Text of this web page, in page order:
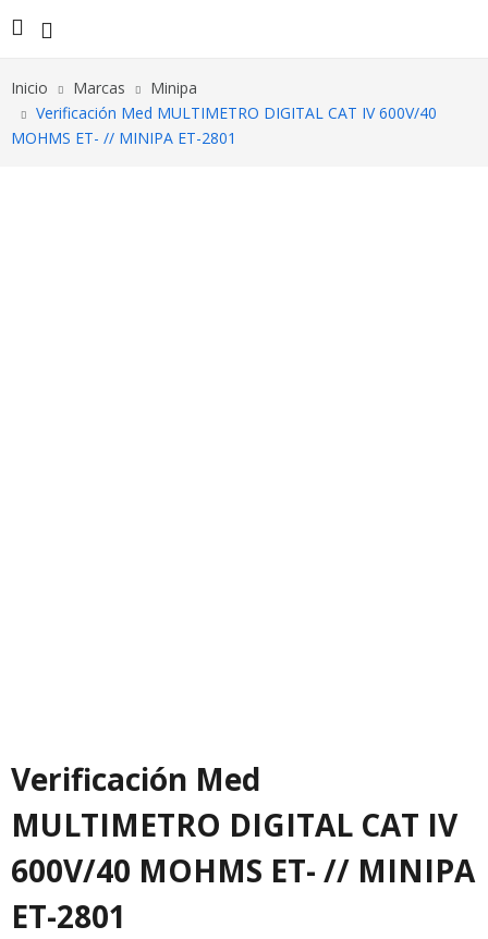
Inicio Marcas
Minipa
Verificación Med MULTIMETRO DIGITAL CAT IV 600V/40
MOHMS ET- // MINIPA ET-2801
Verificación Med
MULTIMETRO DIGITAL CAT IV
600V/40 MOHMS ET- // MINIPA
ET-2801